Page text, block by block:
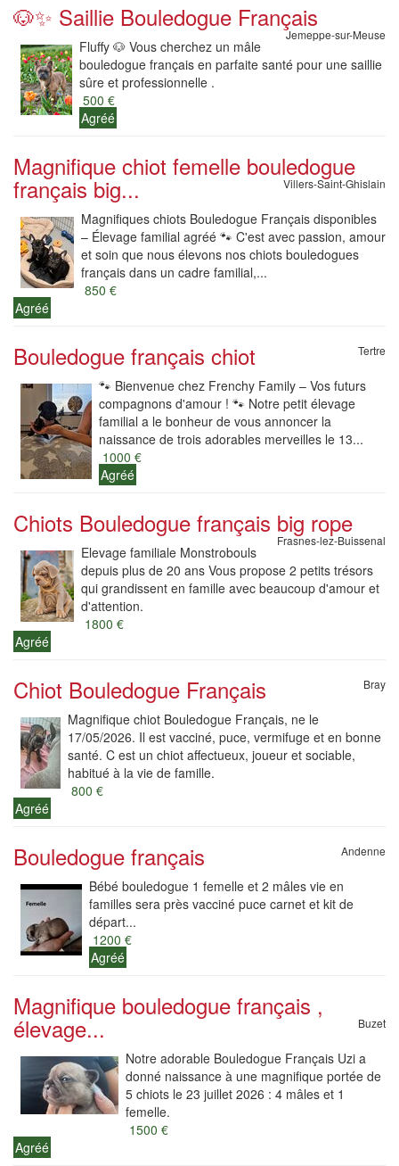
🐶✨ Saillie Bouledogue Français
Jemeppe-sur-Meuse
Fluffy 🐶 Vous cherchez un mâle
bouledogue français en parfaite santé pour une saillie
sûre et professionnelle .
500 €
Agréé
Magnifique chiot femelle bouledogue
français big... Villers-Saint-Ghislain
Magnifiques chiots Bouledogue Français disponibles
– Élevage familial agréé 🐾 C'est avec passion, amour
et soin que nous élevons nos chiots bouledogues
français dans un cadre familial,...
850 €
Agréé
Bouledogue français chiot Tertre
​🐾 Bienvenue chez Frenchy Family – Vos futurs
compagnons d'amour ! 🐾 ​Notre petit élevage
familial a le bonheur de vous annoncer la
naissance de trois adorables merveilles le 13...
1000 €
Agréé
Chiots Bouledogue français big rope
Frasnes-lez-Buissenal
Elevage familiale Monstrobouls
depuis plus de 20 ans Vous propose 2 petits trésors
qui grandissent en famille avec beaucoup d'amour et
d'attention.
1800 €
Agréé
Chiot Bouledogue Français Bray
Magnifique chiot Bouledogue Français, ne le
17/05/2026. Il est vacciné, puce, vermifuge et en bonne
santé. C est un chiot affectueux, joueur et sociable,
habitué à la vie de famille.
800 €
Agréé
Bouledogue français Andenne
Bébé bouledogue 1 femelle et 2 mâles vie en
familles sera près vacciné puce carnet et kit de
départ...
1200 €
Agréé
Magnifique bouledogue français ,
élevage... Buzet
Notre adorable Bouledogue Français Uzi a
donné naissance à une magnifique portée de
5 chiots le 23 juillet 2026 : 4 mâles et 1
femelle.
1500 €
Agréé